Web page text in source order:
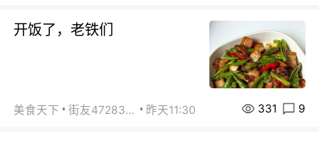
开饭了，老铁们
美食天下 街友472838572 昨天11:30 331 9